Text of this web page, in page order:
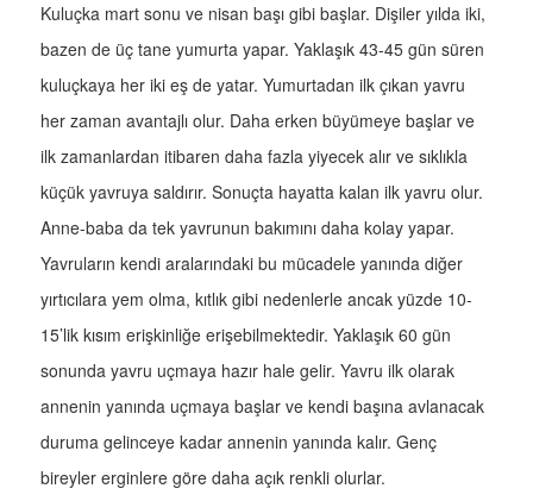
Kuluçka mart sonu ve nisan başı gibi başlar. Dişiler yılda iki,
bazen de üç tane yumurta yapar. Yaklaşık 43-45 gün süren
kuluçkaya her iki eş de yatar. Yumurtadan ilk çıkan yavru
her zaman avantajlı olur. Daha erken büyümeye başlar ve
ilk zamanlardan itibaren daha fazla yiyecek alır ve sıklıkla
küçük yavruya saldırır. Sonuçta hayatta kalan ilk yavru olur.
Anne-baba da tek yavrunun bakımını daha kolay yapar.
Yavruların kendi aralarındaki bu mücadele yanında diğer
yırtıcılara yem olma, kıtlık gibi nedenlerle ancak yüzde 10-
15’lik kısım erişkinliğe erişebilmektedir. Yaklaşık 60 gün
sonunda yavru uçmaya hazır hale gelir. Yavru ilk olarak
annenin yanında uçmaya başlar ve kendi başına avlanacak
duruma gelinceye kadar annenin yanında kalır. Genç
bireyler erginlere göre daha açık renkli olurlar.